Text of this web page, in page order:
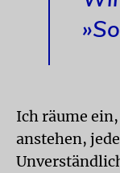
Ich räume
anstehen,